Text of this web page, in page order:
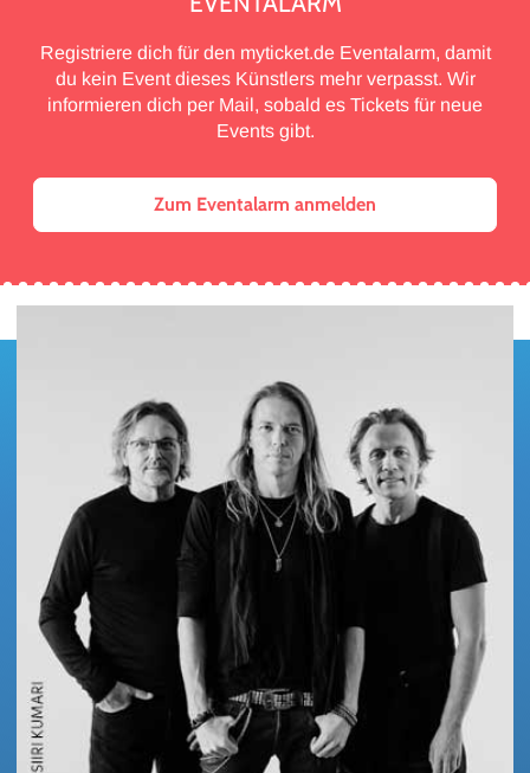
Registriere dich für den myticket.de Eventalarm, damit
du kein Event dieses Künstlers mehr verpasst. Wir
informieren dich per Mail, sobald es Tickets für neue
Events gibt.
Zum Eventalarm anmelden